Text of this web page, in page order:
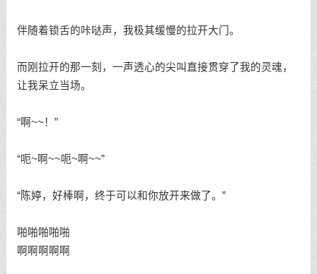
伴随着锁舌的咔哒声，我极其缓慢的拉开大门。
而刚拉开的那一刻，一声透心的尖叫直接贯穿了我的灵魂，
让我呆立当场。
“啊~~！”
“呃~啊~~呃~啊~~”
“陈婷，好棒啊，终于可以和你放开来做了。”
啪啪啪啪啪
啊啊啊啊啊